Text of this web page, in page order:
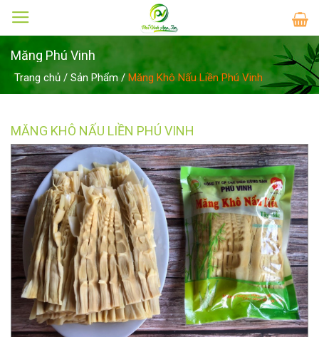
Skip
Măng Phú Vinh
Trang chủ / Sản Phẩm/ Măng Khô Nấu Liền Phú Vinh
MĂNG KHÔ NẤU LIỀN PHÚ VINH